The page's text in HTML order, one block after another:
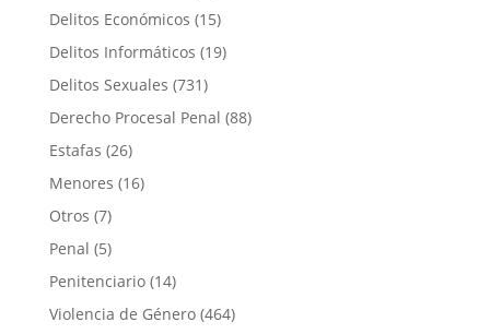
Delitos Económicos (15)
Delitos Informáticos (19)
Delitos Sexuales (731)
Derecho Procesal Penal (88)
Estafas (26)
Menores (16)
Otros (7)
Penal (5)
Penitenciario(14)
Violencia de Género(464)